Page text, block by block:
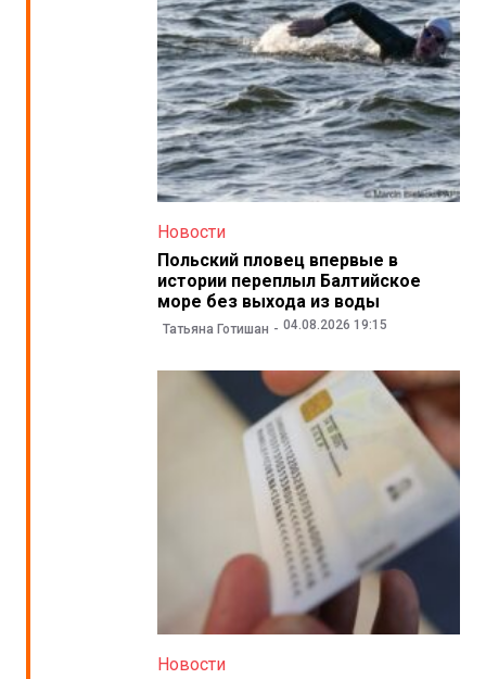
Новости
Польский пловец впервые в
истории переплыл Балтийское
море без выхода из воды
Татьяна Готишан 04.08.2026 19:15
Новости